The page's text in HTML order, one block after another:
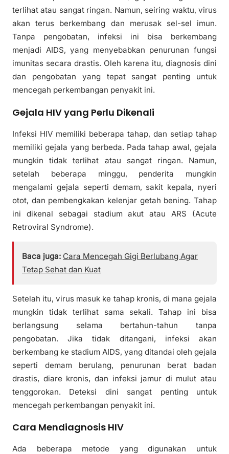
terlihat atau sangat ringan. Namun, seiring waktu, virus
akan terus berkembang dan merusak sel-sel imun.
Tanpa pengobatan, infeksi ini bisa berkembang
menjadi AIDS, yang menyebabkan penurunan fungsi
imunitas secara drastis. Oleh karena itu, diagnosis dini
dan pengobatan yang tepat sangat penting untuk
mencegah perkembangan penyakit ini.
Gejala HIV yang Perlu Dikenali
Infeksi HIV memiliki beberapa tahap, dan setiap tahap
memiliki gejala yang berbeda. Pada tahap awal, gejala
mungkin tidak terlihat atau sangat ringan. Namun,
setelah beberapa minggu, penderita mungkin
mengalami gejala seperti demam, sakit kepala, nyeri
otot, dan pembengkakan kelenjar getah bening. Tahap
ini dikenal sebagai stadium akut atau ARS (Acute
Retroviral Syndrome).
Baca juga: Cara Mencegah Gigi Berlubang Agar
Tetap Sehat dan Kuat
Setelah itu, virus masuk ke tahap kronis, di mana gejala
mungkin tidak terlihat sama sekali. Tahap ini bisa
berlangsung selama bertahun-tahun tanpa
pengobatan. Jika tidak ditangani, infeksi akan
berkembang ke stadium AIDS, yang ditandai oleh gejala
seperti demam berulang, penurunan berat badan
drastis, diare kronis, dan infeksi jamur di mulut atau
tenggorokan. Deteksi dini sangat penting untuk
mencegah perkembangan penyakit ini.
Cara Mendiagnosis HIV
Ada beberapa metode yang digunakan untuk